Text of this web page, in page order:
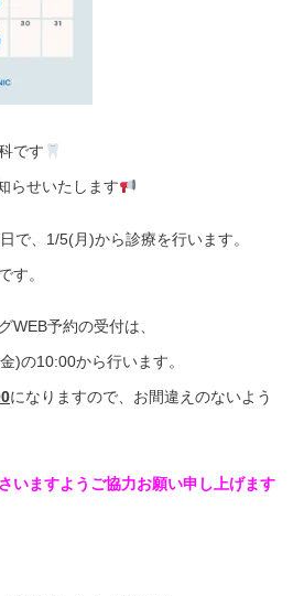
です
らせいたします
で、1/5(月)から診療を行います。
す。
WEB予約の受付は、
)の10:00から行います。
になりますので、お間違えのないよう
いますようご協力お願い申し上げます